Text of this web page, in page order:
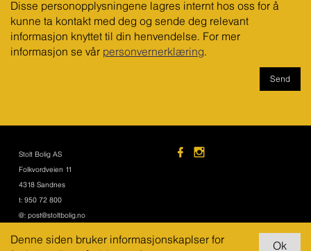
Disse personopplysningene lagres internt hos oss for å
kunne ta kontakt med deg og sende deg relevant
informasjon knyttet til din henvendelse. For mer
informasjon se vår personvernerklæring.
Stolt Bolig AS
Folkvordveien 11
4318 Sandnes
t: 950 72 800
@: post@stoltbolig.no
Denne siden bruker informasjonskaplser for